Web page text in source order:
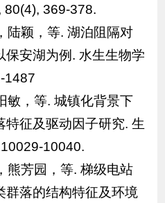
80(4), 369-378.
陆颖，等. 湖泊阻隔对
安湖为例. 水生生物学
1487
敏，等. 城镇化背景下
征及驱动因子研究. 生
10040.
熊芳园，等. 梯级电站
群落的结构特征及环境